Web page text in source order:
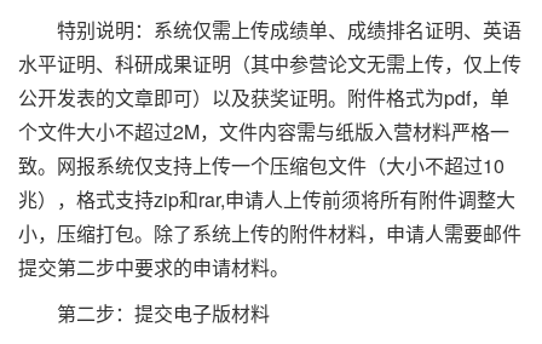
特别说明：系统仅需上传成绩单、成绩排名证明、英语
水平证明、科研成果证明（其中参营论文无需上传，仅上传
公开发表的文章即可）以及获奖证明。附件格式为pdf，单
个文件大小不超过2M，文件内容需与纸版入营材料严格一
致。网报系统仅支持上传一个压缩包文件（大小不超过10
兆），格式支持zip和rar,申请人上传前须将所有附件调整大
小，压缩打包。除了系统上传的附件材料，申请人需要邮件
提交第二步中要求的申请材料。
第二步：提交电子版材料